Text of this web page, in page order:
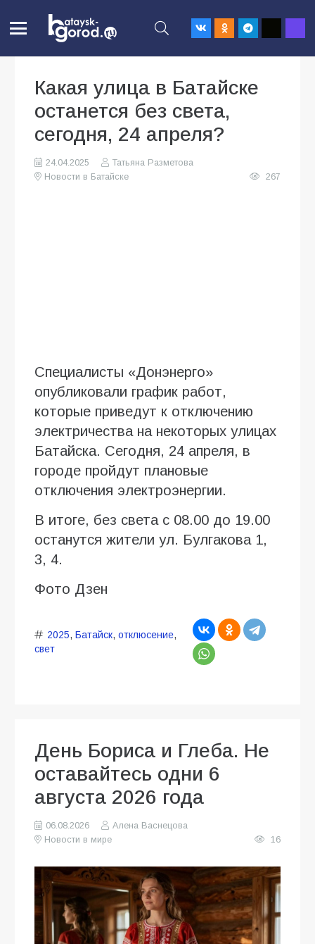
Какая улица в Батайске
останется без света,
сегодня, 24 апреля?
24.04.2025
Татьяна Разметова
Новости в Батайске
267
Специалисты «Донэнерго»
опубликовали график работ,
которые приведут к отключению
электричества на некоторых улицах
Батайска. Сегодня, 24 апреля, в
городе пройдут плановые
отключения электроэнергии.
В итоге, без света с 08.00 до 19.00
останутся жители ул. Булгакова 1,
3, 4.
Фото Дзен
2025, Батайск, отклюсение,
свет
День Бориса и Глеба. Не
оставайтесь одни 6
августа 2026 года
06.08.2026
Алена Васнецова
Новости в мире
16